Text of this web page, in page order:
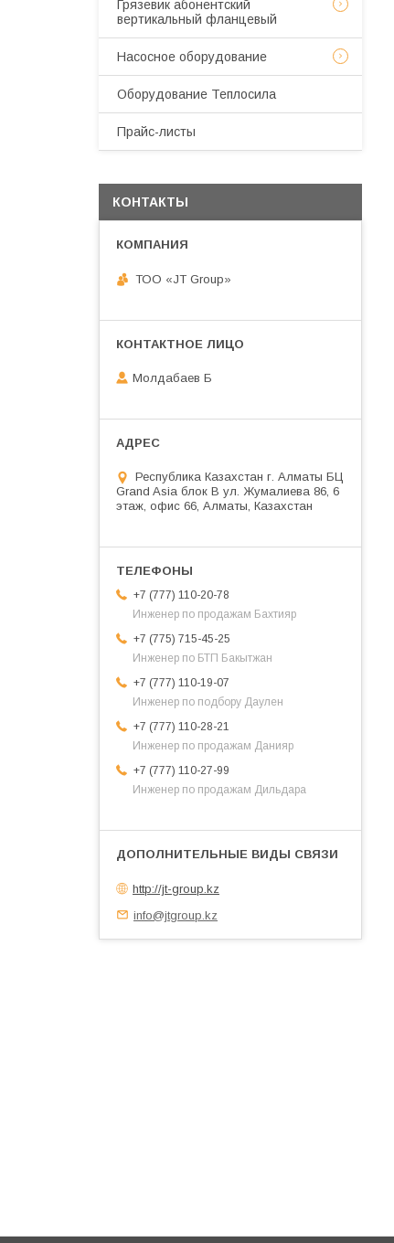
Грязевик абонентский
вертикальный фланцевый
Насосное оборудование
Оборудование Теплосила
Прайс-листы
КОНТАКТЫ
ТОО «JT Group»
Молдабаев Б
Республика Казахстан г. Алматы БЦ
Grand Asia блок B ул. Жумалиева 86, 6
этаж, офис 66, Алматы, Казахстан
+7 (777) 110-20-78
Инженер по продажам Бахтияр
+7 (775) 715-45-25
Инженер по БТП Бакытжан
+7 (777) 110-19-07
Инженер по подбору Даулен
+7 (777) 110-28-21
Инженер по продажам Данияр
+7 (777) 110-27-99
Инженер по продажам Дильдара
http://jt-group.kz
info@jtgroup.kz